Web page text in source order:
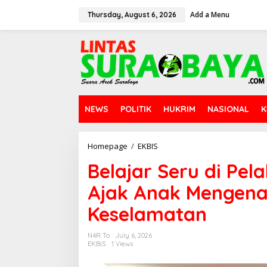
Thursday, August 6, 2026 Add a Menu
NEWS POLITIK HUKRIM NASIONAL
Homepage / EKBIS
l
a
j
a
r
S
d
Belajar Seru di
Ajak Anak
Keselamatan
N4R To
July 6, 2026
EKBIS
1 Views